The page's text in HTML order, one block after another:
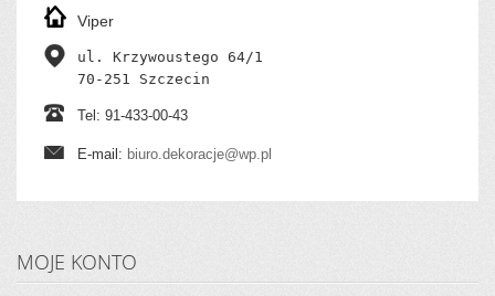
Viper
ul. Krzywoustego 64/1
70-251 Szczecin
Tel: 91-433-00-43
E-mail: biuro.dekoracje@wp.pl
MOJE KONTO